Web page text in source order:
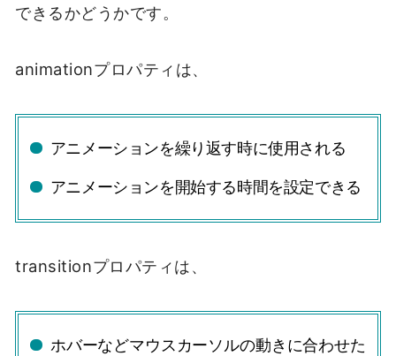
できるかどうかです。
animationプロパティは、
アニメーションを繰り返す時に使用される
アニメーションを開始する時間を設定できる
transitionプロパティは、
ホバーなどマウスカーソルの動きに合わせた